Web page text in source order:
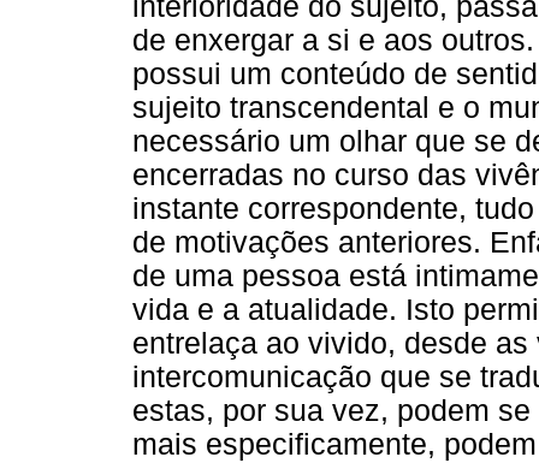
interioridade do sujeito,
de enxergar a si e aos
possui um conteúdo de
sujeito transcendental e o
necessário um olhar que se
encerradas no curso das
instante correspondente,
de motivações anteriores.
de uma pessoa está
vida e a atualidade. Isto
entrelaça ao vivido, desde
intercomunicação que se
estas, por sua vez, podem
mais especificamente,